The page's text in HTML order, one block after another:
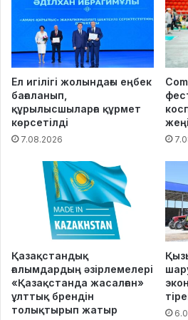
Ел игілігі жолындағы еңбек
бағаланып,
құрылысшыларға құрмет
көрсетілді
7.08.2026
Қазақстандық
ғалымдардың әзірлемелері
«Қазақстанда жасалған»
ұлттық брендін
толықтырып жатыр